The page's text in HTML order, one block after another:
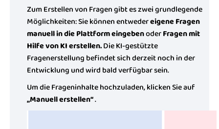
Zum Erstellen von Fragen gibt es zwei grundlegende
Möglichkeiten: Sie können entwedereigene Fragen
manuell in die Plattform eingebenoderFragen mit
Hilfe von KI erstellen.Die KI-gestützte
Fragenerstellung befindet sich derzeit noch in der
Entwicklung und wird bald verfügbar sein.
Um die Frageninhalte hochzuladen, klicken Sie auf
„Manuell erstellen“.